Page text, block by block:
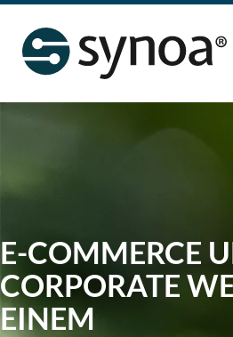
E-COMMERCE
CORPORATE
EINEM